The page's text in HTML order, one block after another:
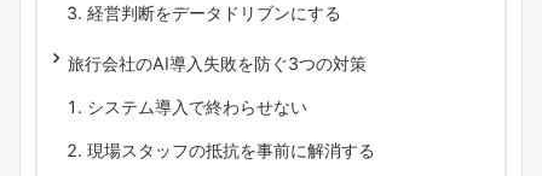
経営判断をデータドリブンにする
旅行会社のAI導入失敗を防ぐ3つの対策
システム導入で終わらせない
現場スタッフの抵抗を事前に解消する